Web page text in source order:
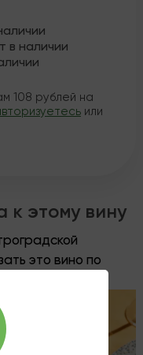
в наличии
108 рублей на
или
этому вину
это вино по